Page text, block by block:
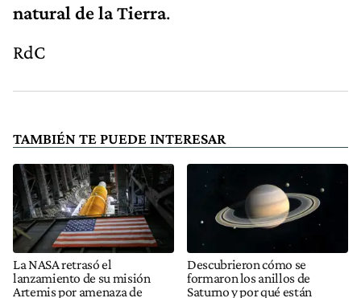
natural de la Tierra.
RdC
TAMBIÉN TE PUEDE INTERESAR
La NASA retrasó el
lanzamiento de su misión
Artemis por amenaza de
Descubrieron cómo se
formaron los anillos de
Saturno y por qué están